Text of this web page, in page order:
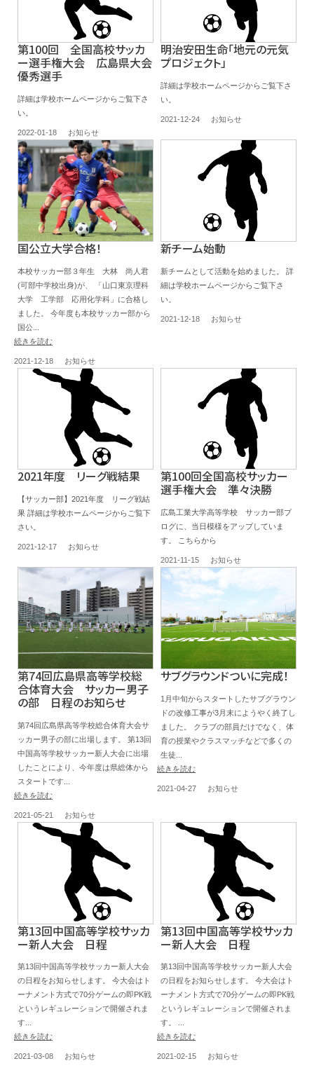
第100回 全国高校サッカ
ー選手権大会 広島県大会
優秀選手
詳細は学校ホームページからご覧下さ
い。
2022-01-18 お知らせ
明治安田生命「地元の元気
プロジェクト」
詳細は学校ホームページからご覧下さ
い。
2021-12-24 お知らせ
国公立大学合格！
本校サッカー部３年生 大林 尚人君
(可部中学校出身)が、 「山口東京理科
大学 工学部 応用化学科」に合格し
ました。 今年度も本校サッカー部から
国公...
続きを読む
2021-12-18 お知らせ
新チーム始動
新チームとして活動を始めました。 詳
細は学校ホームページからご覧下さ
い。
2021-12-18 お知らせ
2021年度 リーグ戦結果
【サッカー部】2021年度 リーグ戦結
果 詳細は学校ホームページからご覧下
さい。
2021-12-17 お知らせ
第100回全国高校サッカー
選手権大会 準々決勝
広島工業大学高等学校 サッカー部ブ
ログに、当日模様をアップしていま
す。 こちらから
2021-11-15 お知らせ
第74回広島県高等学校総
合体育大会 サッカー男子
の部 日程のお知らせ
第74回広島県高等学校総合体育大会サ
ッカー男子の部に出場します。 第13回
中国高等学校サッカー新人大会に出場
したことにより、今年度は県総体から
スタートです...
続きを読む
2021-05-21 お知らせ
サブグラウンドついに完成！
1月中旬からスタートしたサブグラウン
ドの改修工事が3月末にようやく終了し
ました。 クラブの部員だけでなく、体
育の授業やクラスマッチなどで多くの
生徒...
続きを読む
2021-04-27 お知らせ
第13回中国高等学校サッカ
ー新人大会 日程
第13回中国高等学校サッカー新人大会
の日程をお知らせします。 今大会はト
ーナメント方式で70分ゲームの即PK戦
というレギュレーションで開催されま
す...
続きを読む
2021-03-08 お知らせ
第13回中国高等学校サッカ
ー新人大会 日程
第13回中国高等学校サッカー新人大会
の日程をお知らせします。 今大会はト
ーナメント方式で70分ゲームの即PK戦
というレギュレーションで開催されま
す。 ...
続きを読む
2021-02-15 お知らせ